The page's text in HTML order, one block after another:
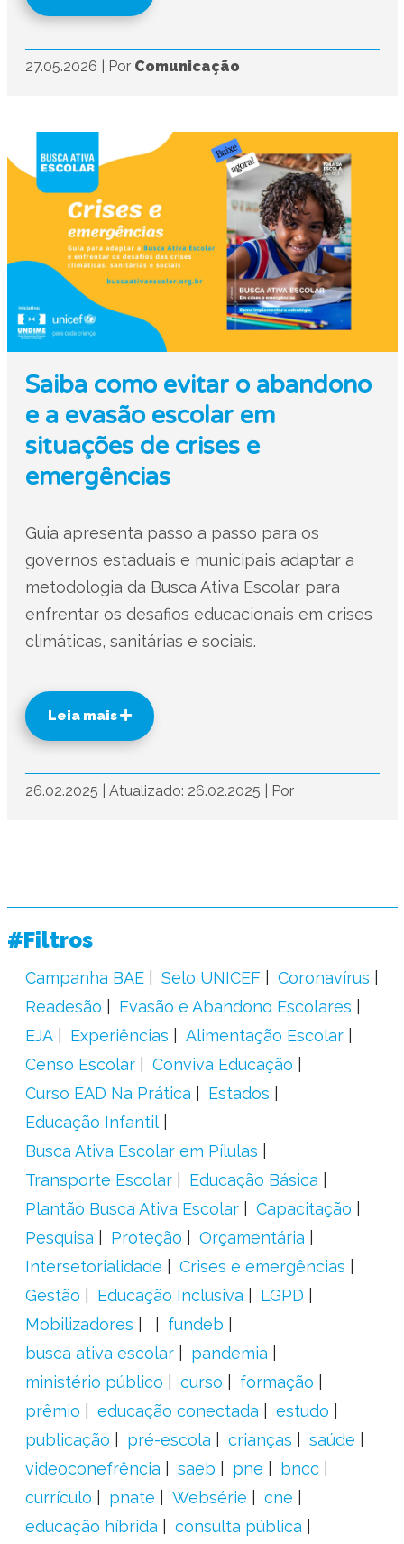
27.05.2026 Por Comunicação
Saiba como evitar o abandono
e a evasão escolar em
situações de crises e
emergências
Guia apresenta passo a passo para os
governos estaduais e municipais adaptar a
metodologia da Busca Ativa Escolar para
enfrentar os desafios educacionais em crises
climáticas, sanitárias e sociais.
Leia mais
26.02.2025 Atualizado: 26.02.2025 Por
#Filtros
Campanha BAE Selo UNICEF
Coronavírus
Readesão
Evasão e Abandono Escolares
EJA
Experiências
Alimentação Escolar
Censo Escolar
Conviva Educação
Curso EAD Na Prática
Estados
Educação Infantil
Busca Ativa Escolar em Pílulas
Transporte Escolar
Educação Básica
Plantão Busca Ativa Escolar
Capacitação
Pesquisa
Proteção
Orçamentária
Intersetorialidade
Crises e emergências
Gestão
Educação Inclusiva
LGPD
Mobilizadores
fundeb
busca ativa escolar
pandemia
ministério público
curso
formação
prêmio
educação conectada
estudo
publicação
pré-escola crianças
saúde
videoconefrência
saeb pne
bncc
currículo
pnate Websérie
cne
educação híbrida
consulta pública